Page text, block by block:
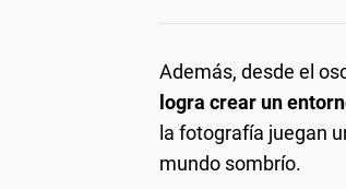
Además, desde el
logra crear un
la fotografía juegan
mundo sombrío.